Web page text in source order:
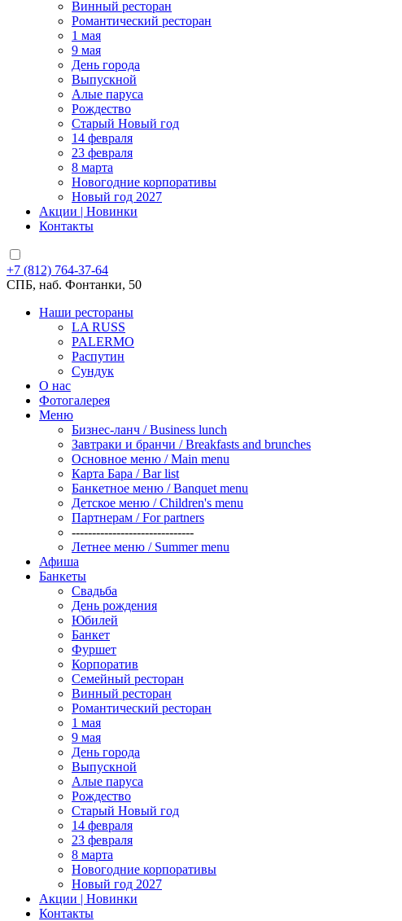
Винный ресторан
Романтический ресторан
1 мая
9 мая
День города
Выпускной
Алые паруса
Рождество
Старый Новый год
14 февраля
23 февраля
8 марта
Новогодние корпоративы
Новый год 2027
Акции | Новинки
Контакты
+7 (812) 764-37-64
СПБ, наб. Фонтанки, 50
Наши рестораны
LA RUSS
PALERMO
Распутин
Сундук
О нас
Фотогалерея
Меню
Бизнес-ланч / Business lunch
Завтраки и бранчи / Breakfasts and brunches
Основное меню / Main menu
Карта Бара / Bar list
Банкетное меню / Banquet menu
Детское меню / Children's menu
Партнерам / For partners
------------------------------
Летнее меню / Summer menu
Афиша
Банкеты
Свадьба
День рождения
Юбилей
Банкет
Фуршет
Корпоратив
Семейный ресторан
Винный ресторан
Романтический ресторан
1 мая
9 мая
День города
Выпускной
Алые паруса
Рождество
Старый Новый год
14 февраля
23 февраля
8 марта
Новогодние корпоративы
Новый год 2027
Акции | Новинки
Контакты